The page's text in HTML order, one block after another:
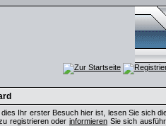
Ihr erster Besuch hier ist, lesen Sie sich
registrieren oderinformieren Sie sich